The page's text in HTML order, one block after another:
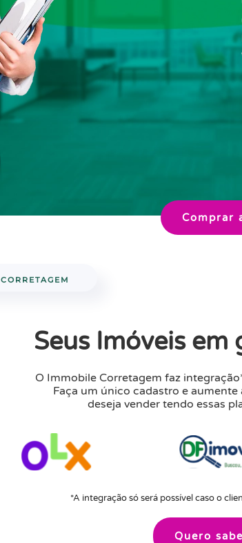
Comprar
CORRETAGEM
Seus Imóveis
O Immobile Corretagem faz
Faça um único cadastro e
deseja vender tendo essas
*A integração só será possível caso o
Quero